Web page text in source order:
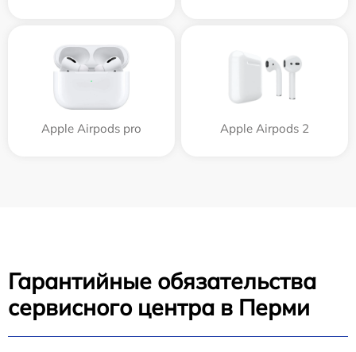
Apple Airpods pro Apple Airpods 2
Гарантийные обязательства
сервисного центра в Перми